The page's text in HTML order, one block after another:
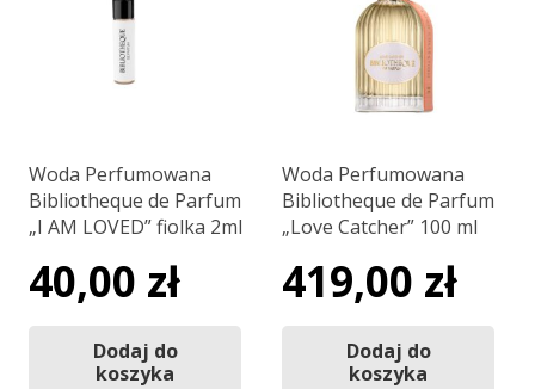
Woda Perfumowana
Bibliotheque de Parfum
„I AM LOVED” fiolka 2ml
40,00 zł
Dodaj do
koszyka
Woda Perfumowana
Bibliotheque de Parfum
„Love Catcher” 100 ml
419,00 zł
Dodaj do
koszyka